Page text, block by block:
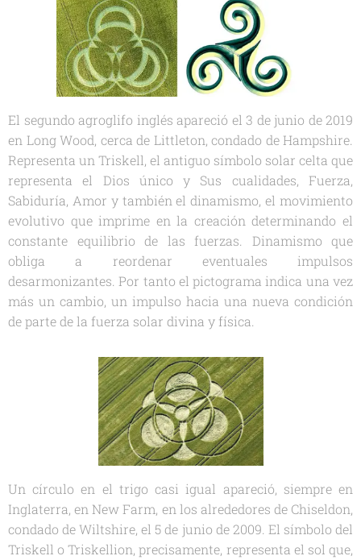
El segundo agroglifo inglés apareció el 3 de junio de 2019
en Long Wood, cerca de Littleton, condado de Hampshire.
Representa un Triskell, el antiguo símbolo solar celta que
representa el Dios único y Sus cualidades, Fuerza,
Sabiduría, Amor y también el dinamismo, el movimiento
evolutivo que imprime en la creación determinando el
constante equilibrio de las fuerzas. Dinamismo que
obliga a reordenar eventuales impulsos
desarmonizantes. Por tanto el pictograma indica una vez
más un cambio, un impulso hacia una nueva condición
de parte de la fuerza solar divina y física.
Un círculo en el trigo casi igual apareció, siempre en
Inglaterra, en New Farm, en los alrededores de Chiseldon,
condado de Wiltshire, el 5 de junio de 2009. El símbolo del
Triskell o Triskellion, precisamente, representa el sol que,